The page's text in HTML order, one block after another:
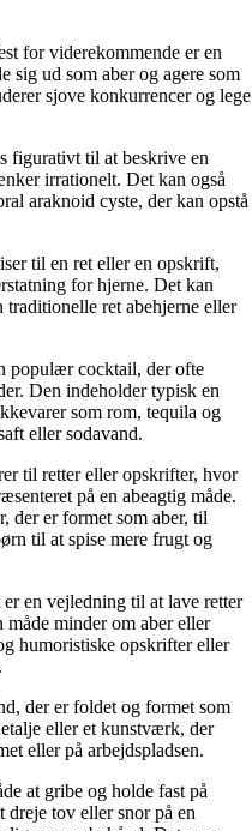
for viderekommende er en
sig ud som aber og agere som
sjove konkurrencer og lege
figurativt til at beskrive en
irrationelt. Det kan også
araknoid cyste, der kan opstå
til en ret eller en opskrift,
for hjerne. Det kan
ret abehjerne eller
populær cocktail, der ofte
Den indeholder typisk en
som rom, tequila og
eller sodavand.
til retter eller opskrifter, hvor
på en abeagtig måde.
der er formet som aber, til
til at spise mere frugt og
en vejledning til at lave retter
måde minder om aber eller
humoristiske opskrifter eller
der er foldet og formet som
eller et kunstværk, der
eller på arbejdspladsen.
at gribe og holde fast på
dreje tov eller snor på en